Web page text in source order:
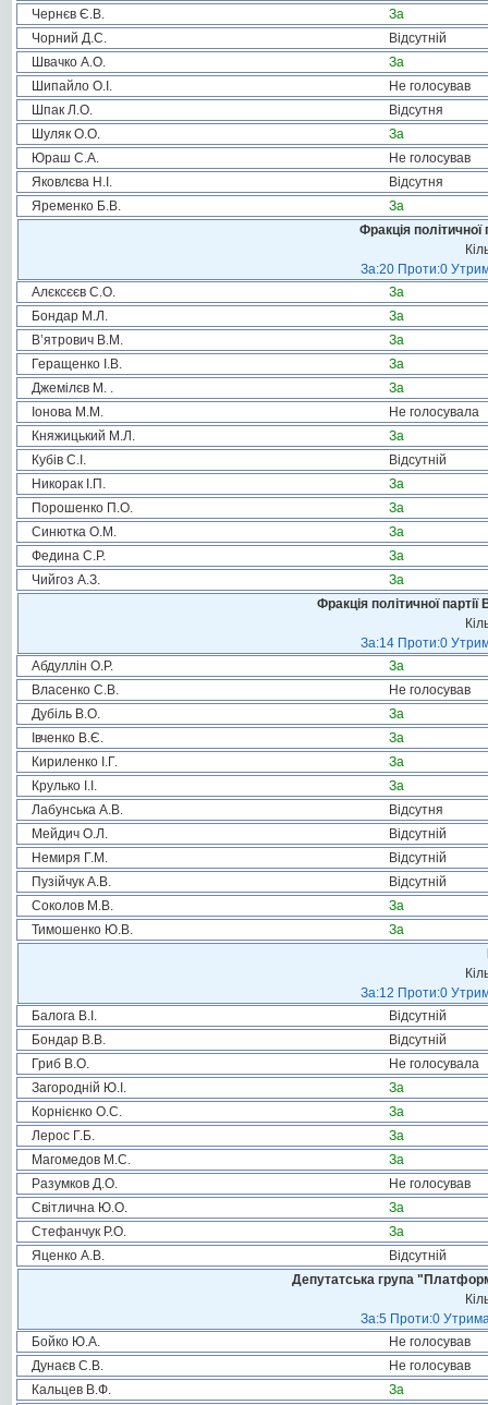
Чернєв Є.В.
За
Чорний Д.С.
Відсутній
Швачко А.О.
За
Шипайло О.І.
Не голосував
Шпак Л.О.
Відсутня
Шуляк О.О.
За
Юраш С.А.
Не голосував
Яковлєва Н.І.
Відсутня
Яременко Б.В.
За
Фракція
За:20 Проти:0
Алєксєєв С.О.
За
Бондар М.Л.
За
В’ятрович В.М.
За
Геращенко І.В.
За
Джемілєв М. .
За
Іонова М.М.
Не голосувала
Княжицький М.Л.
За
Кубів С.І.
Відсутній
Никорак І.П.
За
Порошенко П.О.
За
Синютка О.М.
За
Федина С.Р.
За
Чийгоз А.З.
За
Фракція політичної
За:14 Проти:0
Абдуллін О.Р.
За
Власенко С.В.
Не голосував
Дубіль В.О.
За
Івченко В.Є.
За
Кириленко І.Г.
За
Крулько І.І.
За
Лабунська А.В.
Відсутня
Мейдич О.Л.
Відсутній
Немиря Г.М.
Відсутній
Пузійчук А.В.
Відсутній
Соколов М.В.
За
Тимошенко Ю.В.
За
За:12 Проти:0
Балога В.І.
Відсутній
Бондар В.В.
Відсутній
Гриб В.О.
Не голосувала
Загородній Ю.І.
За
Корнієнко О.С.
За
Лерос Г.Б.
За
Магомедов М.С.
За
Разумков Д.О.
Не голосував
Світлична Ю.О.
За
Стефанчук Р.О.
За
Яценко А.В.
Відсутній
Депутатська група
За:5 Проти:0
Бойко Ю.А.
Не голосував
Дунаєв С.В.
Не голосував
Кальцев В.Ф.
За